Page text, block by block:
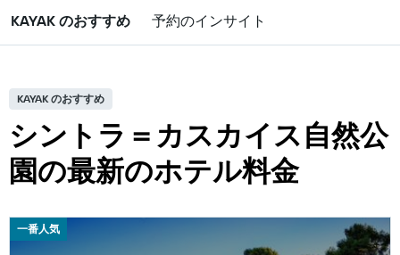
KAYAK のおすすめ 予約のインサイト
KAYAK のおすすめ
シントラ＝カスカイス自然公
園の最新のホテル料金
一番人気